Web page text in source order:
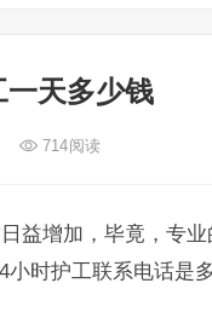
天多少钱
714阅读
增加，毕竟，专业
时护工联系电话是